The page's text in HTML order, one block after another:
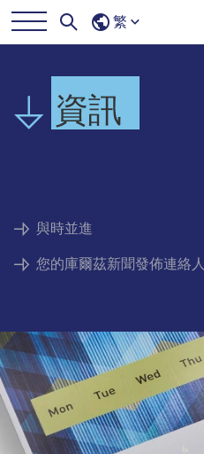
繁
資訊
與時並進
您的庫爾茲新聞發佈連絡人